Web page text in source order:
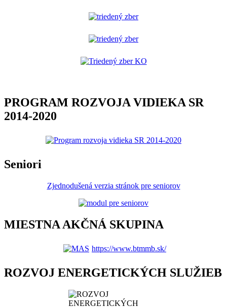
PROGRAM ROZVOJA VIDIEKA SR
2014-2020
Seniori
Zjednodušená verzia stránok pre seniorov
MIESTNA AKČNÁ SKUPINA
https://www.btmmb.sk/
ROZVOJ ENERGETICKÝCH SLUŽIEB